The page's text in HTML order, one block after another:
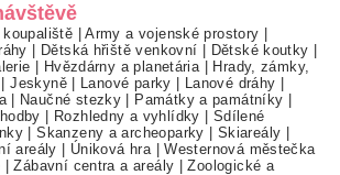
koupaliště |Army a vojenské prostory
Dětská hřiště venkovní Dětské koutky
Hvězdárny a planetária
Hrady, zámky,
|Jeskyně| Lanové parky Lanové dráhy
| Naučné stezky Památky a památníky
Rozhledny a vyhlídky
Sdílené
|Skanzeny a archeoparky Skiareály
areály
Úniková hra |Westernová městečka
|Zábavní centra a areály |Zoologické a